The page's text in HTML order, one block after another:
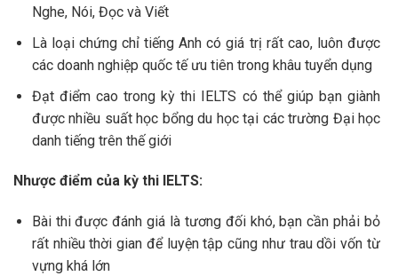
Nghe, Nói, Đọc và Viết
Là loại chứng chỉ tiếng Anh có giá trị rất cao, luôn được
các doanh nghiệp quốc tế ưu tiên trong khâu tuyển dụng
Đạt điểm cao trong kỳ thi IELTS có thể giúp bạn giành
được nhiều suất học bổng du học tại các trường Đại học
danh tiếng trên thế giới
Nhược điểm của kỳ thi IELTS:
Bài thi được đánh giá là tương đối khó, bạn cần phải bỏ
rất nhiều thời gian để luyện tập cũng như trau dồi vốn từ
vựng khá lớn